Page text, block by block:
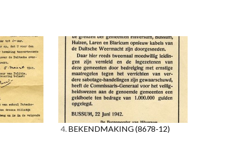
4.BEKENDMAKING(8678-12)